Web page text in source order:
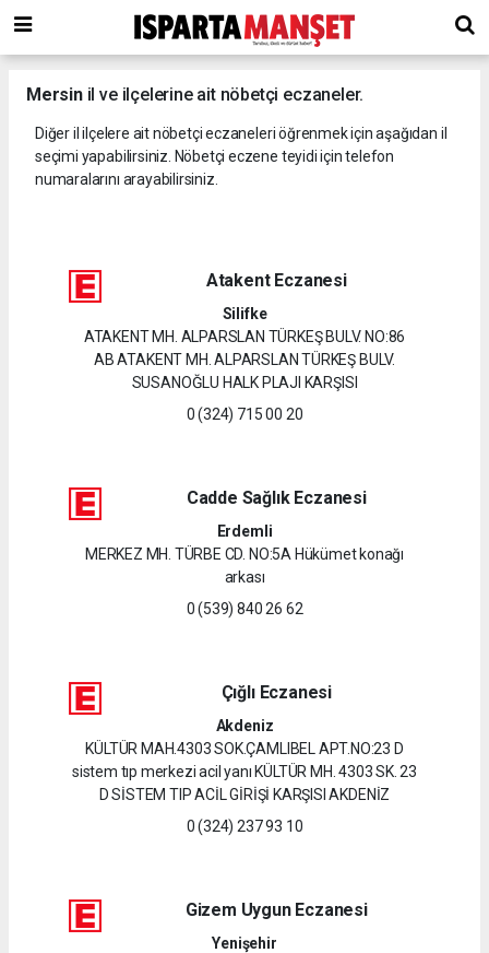
Mersinil ve ilçelerine ait nöbetçi eczaneler.
Diğer il ilçelere ait nöbetçi eczaneleri öğrenmek için aşağıdan il
seçimi yapabilirsiniz. Nöbetçi eczene teyidi için telefon
numaralarını arayabilirsiniz.
Atakent Eczanesi
Silifke
ATAKENT MH. ALPARSLAN TÜRKEŞ BULV. NO:86
AB ATAKENT MH. ALPARSLAN TÜRKEŞ BULV.
SUSANOĞLU HALK PLAJI KARŞISI
0 (324) 715 00 20
Cadde Sağlık Eczanesi
Erdemli
MERKEZ MH. TÜRBE CD. NO:5A Hükümet konağı
arkası
0 (539) 840 26 62
Çığlı Eczanesi
Akdeniz
KÜLTÜR MAH.4303 SOK.ÇAMLIBEL APT.NO:23 D
sistem tıp merkezi acil yanı KÜLTÜR MH. 4303 SK. 23
D SİSTEM TIP ACİL GİRİŞİ KARŞISI AKDENİZ
0 (324) 237 93 10
Gizem Uygun Eczanesi
Yenişehir